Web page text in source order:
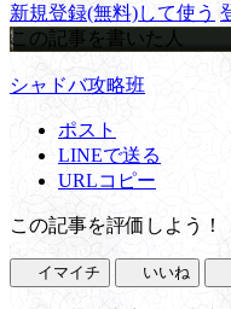
新規登録(無料)して使う
この記事を書いた人
シャドバ攻略班
ポスト
LINEで送る
URLコピー
この記事を評価しよう！
イマイチ いいね